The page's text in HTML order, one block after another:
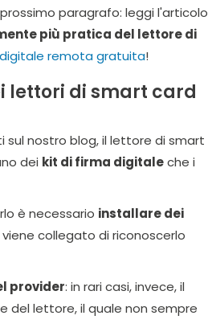
paragrafo: leggi l'articolo
più pratica del lettore di
remota gratuita!
lettori di smart card
nostro blog, il lettore di smart
dei kit di firma digitaleche i
è necessario installare dei
collegato di riconoscerlo
provider: in rari casi, invece, il
lettore, il quale non sempre